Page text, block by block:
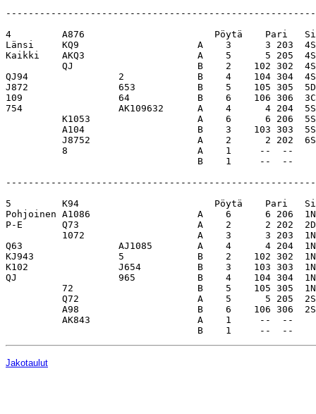
4         A876                       Pöytä    Pari
Länsi     KQ9                     A    3      3 203  4S
Kaikki    AKQ3                    A    5      5 205  4S
QJ                      B    2    102 302
QJ94                2             B    4    104 304  4S
J872                653           B    5    105 305  5D
109                 64            B    6    106 306  3Cx
754                 AK109632      A    4      4 204
K1053                   A    6      6 206
A104                    B    3    103 303
J8752                   A    2      2 202
8                       A    1     --
B    1     --
5         K94                        Pöytä    Pari
Pohjoinen A1086                   A    6      6 206
P-E       Q73                     A    2      2 202  2D
1072                    A    3      3 203
Q63                 AJ1085        A    4      4 204
KJ943               5             B    2    102 302
K102                J654          B    3    103 303
QJ                  965           B    4    104 304
72                      B    5    105 305
Q72                     A    5      5 205
A98                     B    6    106 306
AK843                   A    1     --
Jakotaulut